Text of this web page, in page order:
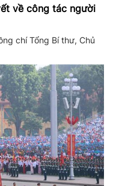
về công tác người
chí Tổng Bí thư, Chủ